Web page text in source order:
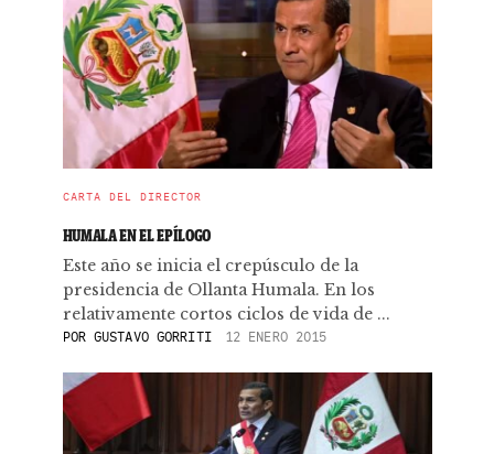
CARTA DEL DIRECTOR
HUMALA EN EL EPÍLOGO
Este año se inicia el crepúsculo de la
presidencia de Ollanta Humala. En los
relativamente cortos ciclos de vida de ...
POR GUSTAVO GORRITI 12 ENERO 2015